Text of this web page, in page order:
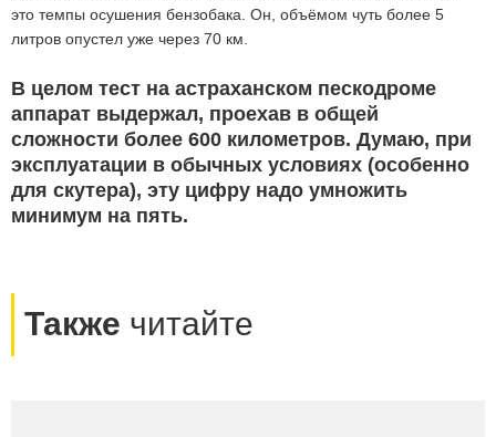
это темпы осушения бензобака. Он, объёмом чуть более 5
литров опустел уже через 70 км.
В целом тест на астраханском пескодроме
аппарат выдержал, проехав в общей
сложности более 600 километров. Думаю, при
эксплуатации в обычных условиях (особенно
для скутера), эту цифру надо умножить
минимум на пять.
Также читайте